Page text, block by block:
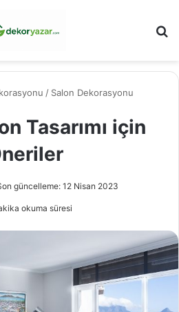
/ Salon Dekorasyonu
Tasarımı için
güncelleme: 12 Nisan 2023
okuma süresi